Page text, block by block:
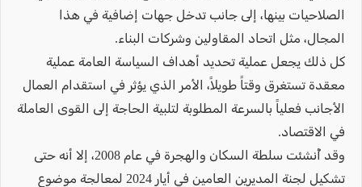
الصلاحيات بينها، إلى جانب تدخل جهات إضافية في هذا
المجال، مثل اتحاد المقاولين وشركات البناء.
كل ذلك يجعل عملية تحديد أهداف السياسة العامة عملية
معقدة تستغرق وقتاً طويلاً، الأمر الذي يؤثر في استقدام العمال
الأجانب فعلياً بالسرعة المطلوبة لتلبية الحاجة إلى القوى العاملة
في الاقتصاد.
وقد أُنشئت سلطة السكان والهجرة في عام 2008، إلا أنه حتى
تشكيل لجنة المديرين العامين في أيار 2024 لمعالجة موضوع